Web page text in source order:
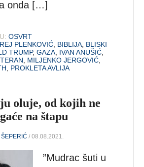
onda […]
OSVRT
PLENKOVIĆ BIBLIJA BLISKI
TRUMP,GAZA IVAN ANUŠIĆ
MILJENKO JERGOVIĆ
PROKLETA AVLIJA
oluje, od kojih ne
na štapu
/ 08.08.2021.
”Mudrac šuti u